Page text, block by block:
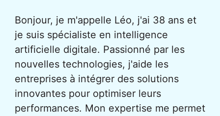
Bonjour, je m'appelle Léo, j'ai 38 ans et
je suis spécialiste en intelligence
artificielle digitale. Passionné par les
nouvelles technologies, j'aide les
entreprises à intégrer des solutions
innovantes pour optimiser leurs
performances. Mon expertise me permet